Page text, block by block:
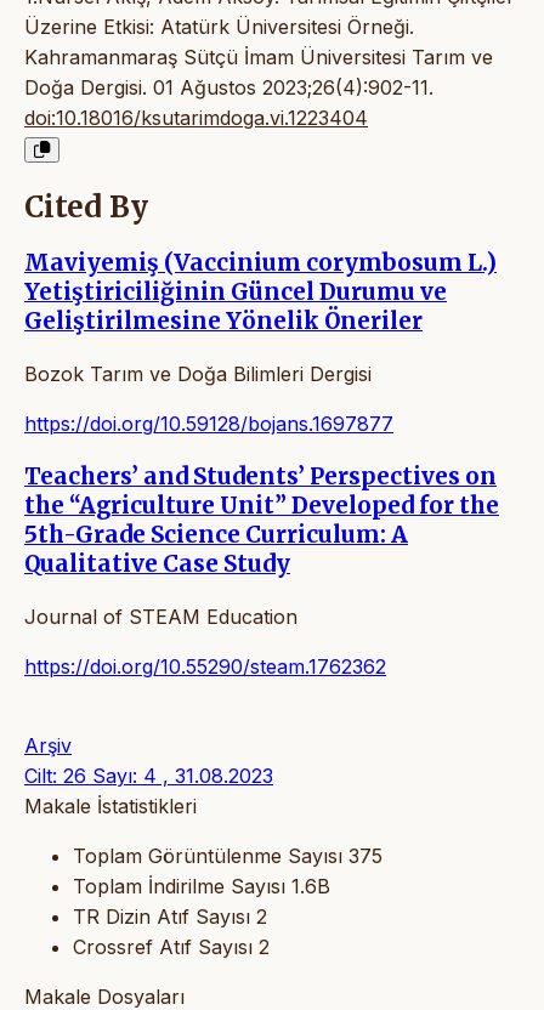
Üzerine Etkisi: Atatürk Üniversitesi Örneği.
Kahramanmaraş Sütçü İmam Üniversitesi Tarım ve
Doğa Dergisi. 01 Ağustos 2023;26(4):902-11.
doi:10.18016/ksutarimdoga.vi.1223404
Cited By
Maviyemiş (Vaccinium corymbosum L.)
Yetiştiriciliğinin Güncel Durumu ve
Geliştirilmesine Yönelik Öneriler
Bozok Tarım ve Doğa Bilimleri Dergisi
https://doi.org/10.59128/bojans.1697877
Teachers’ and Students’ Perspectives on
the “Agriculture Unit” Developed for the
5th-Grade Science Curriculum: A
Qualitative Case Study
Journal of STEAM Education
https://doi.org/10.55290/steam.1762362
Arşiv
Cilt: 26 Sayı: 4 , 31.08.2023
Makale İstatistikleri
Toplam Görüntülenme Sayısı 375
Toplam İndirilme Sayısı 1.6B
TR Dizin Atıf Sayısı 2
Crossref Atıf Sayısı 2
Makale Dosyaları